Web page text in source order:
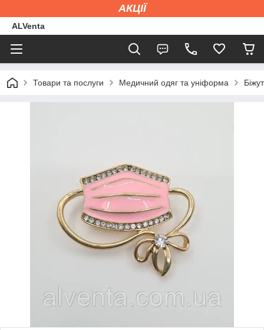
АКЦІЇ
ALVenta
Товари та послуги Медичний одяг та уніформа